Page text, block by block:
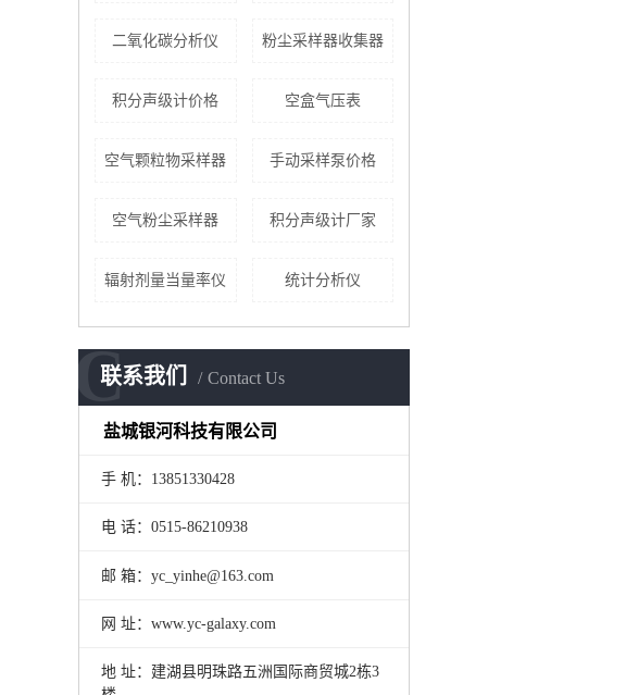
二氧化碳分析仪 粉尘采样器收集器
积分声级计价格 空盒气压表
空气颗粒物采样器 手动采样泵价格
空气粉尘采样器 积分声级计厂家
辐射剂量当量率仪 统计分析仪
联系我们 Contact Us
C
盐城银河科技有限公司
手 机：13851330428
电 话：0515-86210938
邮 箱：yc_yinhe@163.com
网 址：www.yc-galaxy.com
地 址：建湖县明珠路五洲国际商贸城2栋3